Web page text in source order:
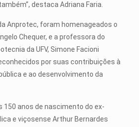
destaca Adriana Faria.
Anprotec, foram homenageados o
Chequer, e a professora do
da UFV, Simone Facioni
por suas contribuições à
e ao desenvolvimento da
150 anos de nascimento do ex-
e viçosense Arthur Bernardes